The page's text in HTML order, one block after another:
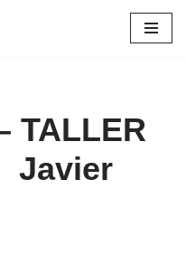
TALLER
Javier